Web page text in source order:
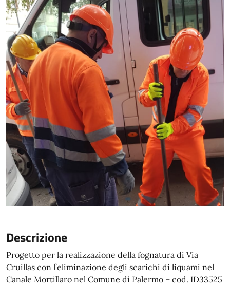
Descrizione
Progetto per la realizzazione della fognatura di Via
Cruillas con l’eliminazione degli scarichi di liquami nel
Canale Mortillaro nel Comune di Palermo – cod. ID33525